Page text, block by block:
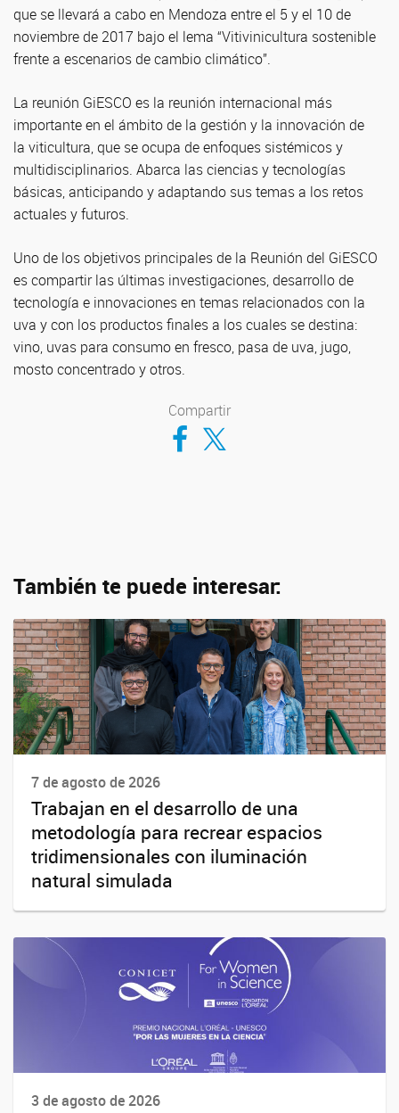
que se llevará a cabo en Mendoza entre el 5 y el 10 de
noviembre de 2017 bajo el lema “Vitivinicultura sostenible
frente a escenarios de cambio climático”.
La reunión GiESCO es la reunión internacional más
importante en el ámbito de la gestión y la innovación de
la viticultura, que se ocupa de enfoques sistémicos y
multidisciplinarios. Abarca las ciencias y tecnologías
básicas, anticipando y adaptando sus temas a los retos
actuales y futuros.
Uno de los objetivos principales de la Reunión del GiESCO
es compartir las últimas investigaciones, desarrollo de
tecnología e innovaciones en temas relacionados con la
uva y con los productos finales a los cuales se destina:
vino, uvas para consumo en fresco, pasa de uva, jugo,
mosto concentrado y otros.
Compartir
Compartir en Facebook
Compartir en Twitter
También te puede interesar:
7 de agosto de 2026
Trabajan en el desarrollo de una
metodología para recrear espacios
tridimensionales con iluminación
natural simulada
3 de agosto de 2026